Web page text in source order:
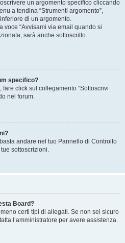
un argomento specifico cliccando
a tendina “Strumenti argomento”,
di un argomento.
voce “Avvisami via email quando si
sarà anche sottoscritto
specifico?
click sul collegamento “Sottoscrivi
nel forum.
andare nel tuo Pannello di Controllo
sottoscrizioni.
Board?
certi tipi di allegati. Se non sei sicuro
l’amministratore per avere assistenza.